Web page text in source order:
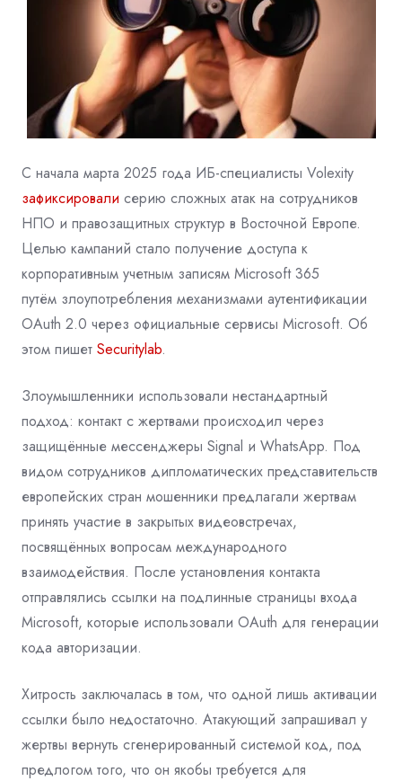
С начала марта 2025 года ИБ-специалисты Volexity
зафиксировали серию сложных атак на сотрудников
НПО и правозащитных структур в Восточной Европе.
Целью кампаний стало получение доступа к
корпоративным учетным записям Microsoft 365
путём злоупотребления механизмами аутентификации
OAuth 2.0 через официальные сервисы Microsoft. Об
этом пишет Securitylab.
Злоумышленники использовали нестандартный
подход: контакт с жертвами происходил через
защищённые мессенджеры Signal и WhatsApp. Под
видом сотрудников дипломатических представительств
европейских стран мошенники предлагали жертвам
принять участие в закрытых видеовстречах,
посвящённых вопросам международного
взаимодействия. После установления контакта
отправлялись ссылки на подлинные страницы входа
Microsoft, которые использовали OAuth для генерации
кода авторизации.
Хитрость заключалась в том, что одной лишь активации
ссылки было недостаточно. Атакующий запрашивал у
жертвы вернуть сгенерированный системой код, под
предлогом того, что он якобы требуется для